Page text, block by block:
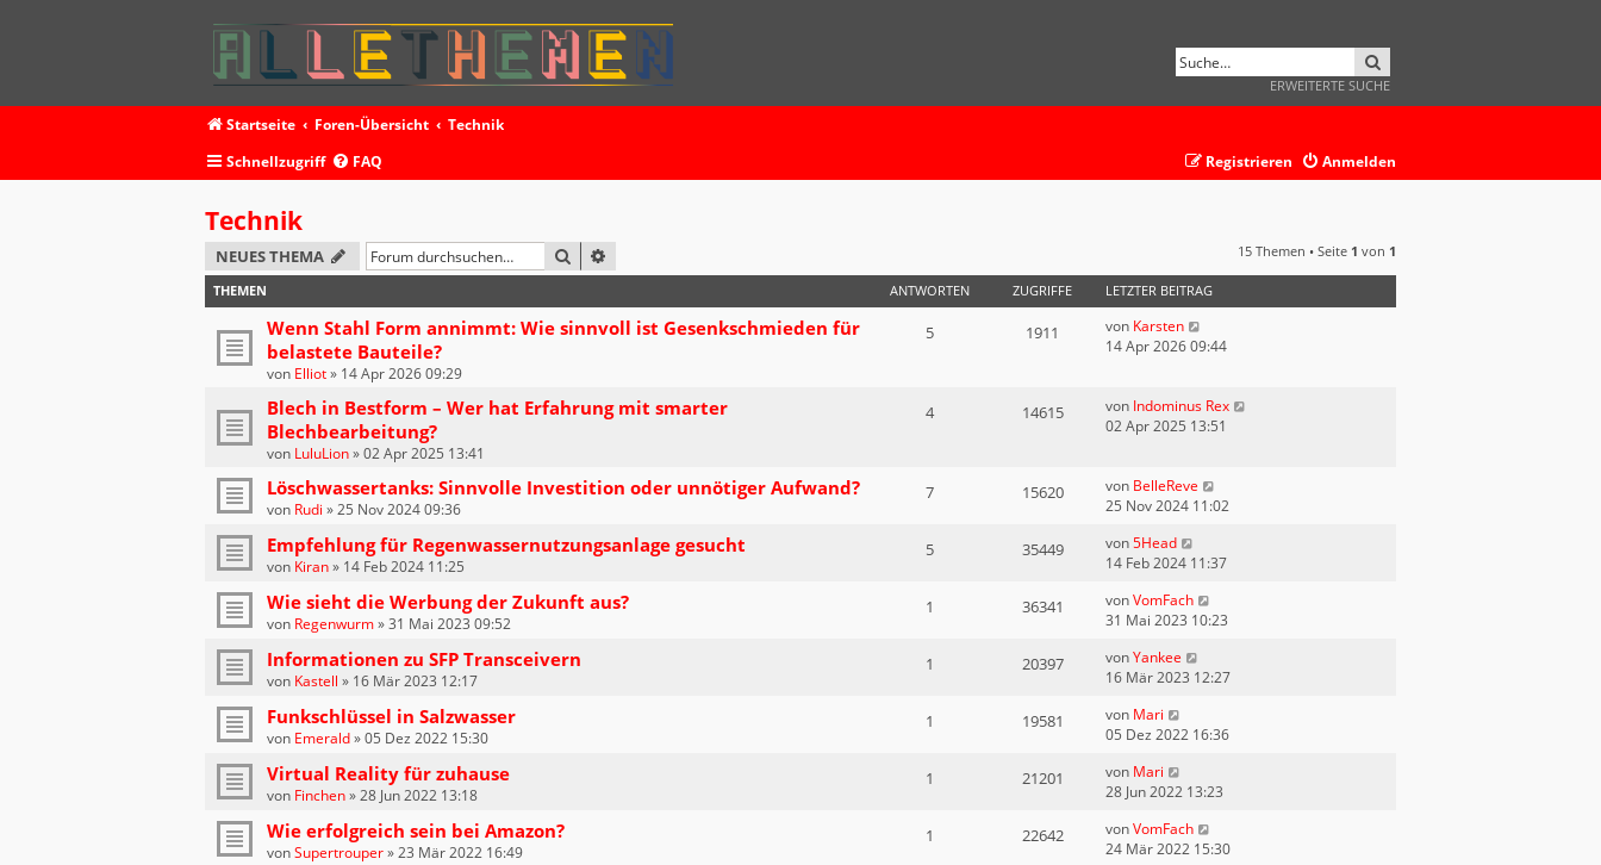
ERWEITERTE SUCHE
Startseite Foren-Übersicht
Technik
Schnellzugriff
FAQ Anmelden
Registrieren
Technik
NEUES THEMA SUCHE 15 Themen • Seite 1 von 1
THEMEN ANTWORTEN ZUGRIFFE LETZTER BEITRAG
Wenn Stahl Form annimmt: Wie sinnvoll ist Gesenkschmieden für
belastete Bauteile?
von Elliot» 14 Apr 2026 09:29
5 1911 von Karsten
14 Apr 2026 09:44
Blech in Bestform – Wer hat Erfahrung mit smarter
Blechbearbeitung?
von LuluLion»02 Apr 2025 13:41
4 14615 von Indominus Rex
02 Apr 2025 13:51
Löschwassertanks: Sinnvolle Investition oder unnötiger Aufwand?
von Rudi »25 Nov 2024 09:36
7 15620 von BelleReve
25 Nov 2024 11:02
Empfehlung für Regenwassernutzungsanlage gesucht
von Kiran» 14 Feb 2024 11:25
5 35449 von5Head
14 Feb 2024 11:37
Wie sieht die Werbung der Zukunft aus?
von Regenwurm»31 Mai 2023 09:52
1 36341 vonVomFach
31 Mai 2023 10:23
Informationen zu SFP Transceivern
von Kastell » 16 Mär 2023 12:17
1 20397 vonYankee
16 Mär 2023 12:27
Funkschlüssel in Salzwasser
von Emerald»05 Dez 2022 15:30
1 19581 von Mari
05 Dez 2022 16:36
Virtual Reality für zuhause
von Finchen»28 Jun 2022 13:18
1 21201 von Mari
28 Jun 2022 13:23
Wie erfolgreich sein bei Amazon?
vonSupertrouper»23 Mär 2022 16:49
1 22642 vonVomFach
24 Mär 2022 15:30